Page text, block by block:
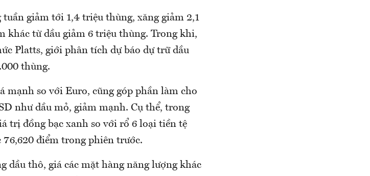
giảm tới 1,4 triệu thùng, xăng giảm 2,1
khác từ dầu giảm 6 triệu thùng. Trong khi,
Platts, giới phân tích dự báo dự trữ dầu
thùng.
mạnh so với Euro, cũng góp phần làm cho
như dầu mỏ, giảm mạnh. Cụ thể, trong
trị đồng bạc xanh so với rổ 6 loại tiền tệ
76,620 điểm trong phiên trước.
dầu thô, giá các mặt hàng năng lượng khác